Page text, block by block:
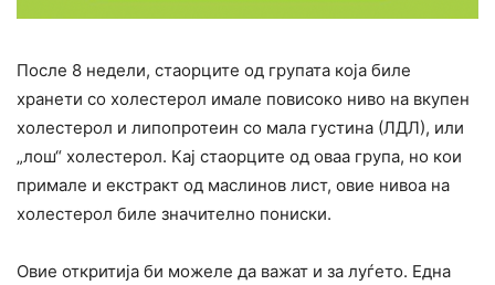
После 8 недели, стаорците од групата која биле
хранети со холеcтерол имале повисоко ниво на вкупен
холестерол и липопротеин со мала густина (ЛДЛ), или
„лош“ холестерол. Кај стаорците од оваа група, но кои
примале и екcтpакт од маслинов лист, овие нивоа на
холестерол биле значително пониски.
Овие откритија би можеле да важат и за луѓето. Една